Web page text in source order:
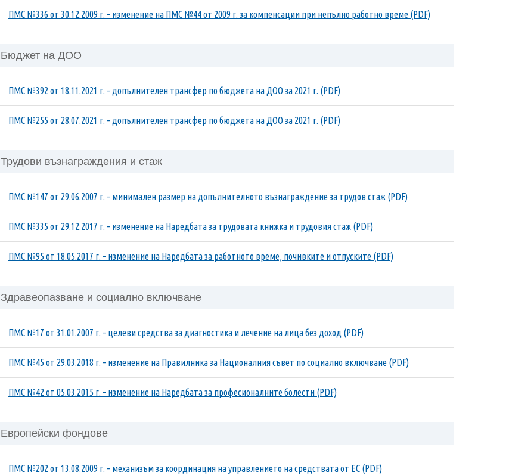
ПМС №336 от 30.12.2009 г. – изменение на ПМС №44 от 2009 г. за компенсации при непълно работно време (PDF)
Бюджет на ДОО
ПМС №392 от 18.11.2021 г. – допълнителен трансфер по бюджета на ДОО за 2021 г. (PDF)
ПМС №255 от 28.07.2021 г. – допълнителен трансфер по бюджета на ДОО за 2021 г. (PDF)
Трудови възнаграждения и стаж
ПМС №147 от 29.06.2007 г. – минимален размер на допълнителното възнаграждение за трудов стаж (PDF)
ПМС №335 от 29.12.2017 г. – изменение на Наредбата за трудовата книжка и трудовия стаж (PDF)
ПМС №95 от 18.05.2017 г. – изменение на Наредбата за работното време, почивките и отпуските (PDF)
Здравеопазване и социално включване
ПМС №17 от 31.01.2007 г. – целеви средства за диагностика и лечение на лица без доход (PDF)
ПМС №45 от 29.03.2018 г. – изменение на Правилника за Националния съвет по социално включване (PDF)
ПМС №42 от 05.03.2015 г. – изменение на Наредбата за професионалните болести (PDF)
Европейски фондове
ПМС №202 от 13.08.2009 г. – механизъм за координация на управлението на средствата от ЕС (PDF)